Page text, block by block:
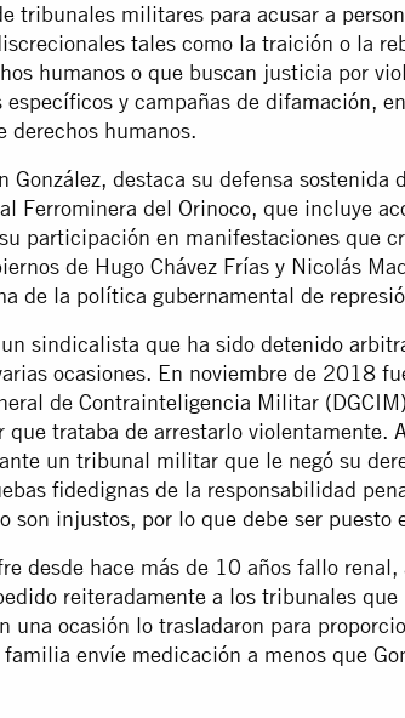
tribunales militares para acusar a
tales como la traición o la
humanos o que buscan justicia por
específicos y campañas de difamación,
derechos humanos.
González, destaca su defensa sostenida
Ferrominera del Orinoco, que incluye
participación en manifestaciones que
de Hugo Chávez Frías y Nicolás
de la política gubernamental de
un sindicalista que ha sido detenido
ocasiones. En noviembre de 2018
de Contrainteligencia Militar
trataba de arrestarlo violentamente.
un tribunal militar que le negó su
fidedignas de la responsabilidad
son injustos, por lo que debe ser puesto
desde hace más de 10 años fallo
reiteradamente a los tribunales
una ocasión lo trasladaron para
envíe medicación a menos que